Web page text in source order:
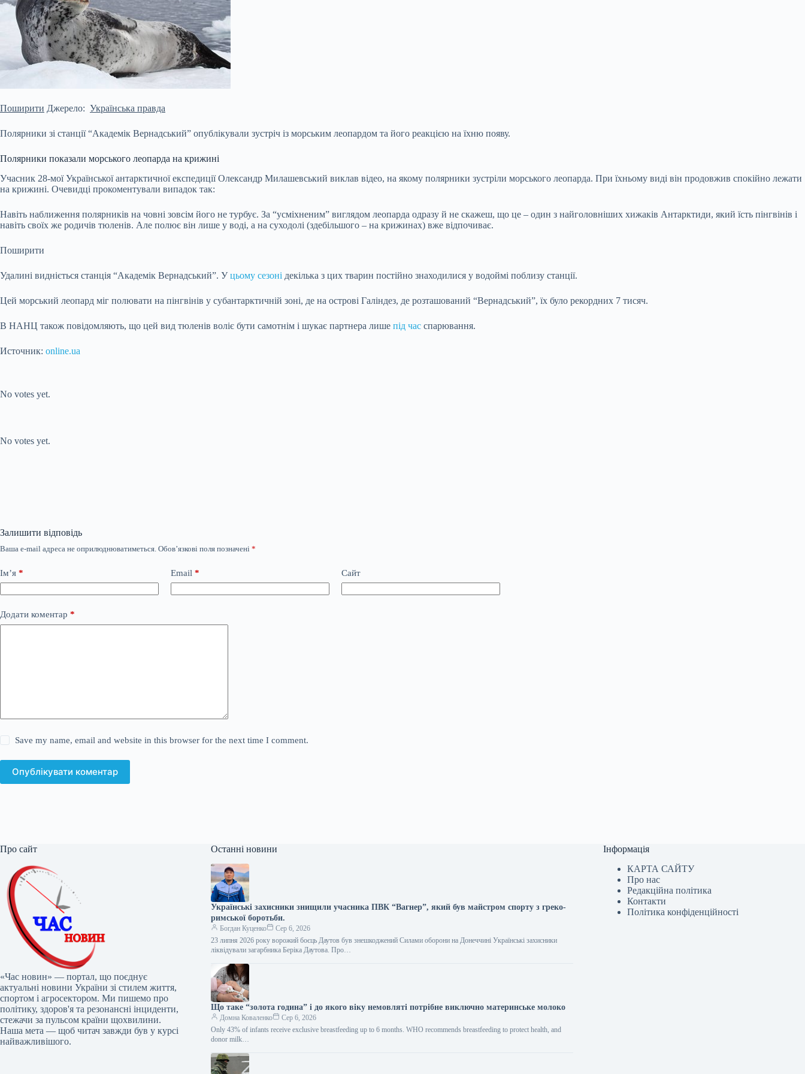
Поширити Джерело: Українська правда
Полярники зі станції “Академік Вернадський” опублікували зустріч із морським леопардом та його реакцією на їхню появу.
Полярники показали морського леопарда на крижині
Учасник 28-мої Української антарктичної експедиції Олександр Милашевський виклав відео, на якому полярники зустріли морського леопарда. При їхньому виді він продовжив спокійно лежати
на крижині. Очевидці прокоментували випадок так:
Навіть наближення полярників на човні зовсім його не турбує. За “усміхненим” виглядом леопарда одразу й не скажеш, що це – один з найголовніших хижаків Антарктиди, який їсть пінгвінів і
навіть своїх же родичів тюленів. Але полює він лише у воді, а на суходолі (здебільшого – на крижинах) вже відпочиває.
Поширити
Удалині видніється станція “Академік Вернадський”. Уцьому сезоні декілька з цих тварин постійно знаходилися у водоймі поблизу станції.
Цей морський леопард міг полювати на пінгвінів у субантарктичній зоні, де на острові Галіндез, де розташований “Вернадський”, їх було рекордних 7 тисяч.
В НАНЦ також повідомляють, що цей вид тюленів воліє бути самотнім і шукає партнера лише під час спарювання.
Источник: online.ua
No votes yet.
No votes yet.
Залишити відповідь
Ваша e-mail адреса не оприлюднюватиметься. Обов’язкові поля позначені *
Ім’я * Email * Сайт
Додати коментар *
Save my name, email and website in this browser for the next time I comment.
Опублікувати коментар
Про сайт
«Час новин» — портал, що поєднує
актуальні новини України зі стилем життя,
спортом і агросектором. Ми пишемо про
політику, здоров'я та резонансні інциденти,
стежачи за пульсом країни щохвилини.
Наша мета — щоб читач завжди був у курсі
найважливішого.
Останні новини
Українські захисники знищили учасника ПВК “Вагнер”, який був майстром спорту з греко-
римської боротьби.
Богдан Куценко
Сер 6, 2026
23 липня 2026 року ворожий боєць Даутов був знешкоджений Силами оборони на Донеччині Українські захисники
ліквідували загарбника Беріка Даутова. Про…
Що таке “золота година” і до якого віку немовляті потрібне виключно материнське молоко
Домна Коваленко
Сер 6, 2026
Only 43% of infants receive exclusive breastfeeding up to 6 months. WHO recommends breastfeeding to protect health, and
donor milk…
Інформація
КАРТА САЙТУ
Про нас
Редакційна політика
Контакти
Політика конфіденційності